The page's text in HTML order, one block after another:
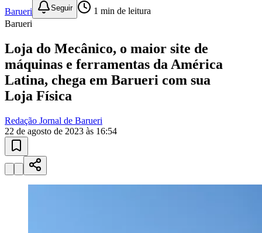
Goiás
Barueri Seguir 1 min de leitura
Barueri
Loja do Mecânico, o maior site de
máquinas e ferramentas da América
Latina, chega em Barueri com sua
Loja Física
Redação Jornal de Barueri
22 de agosto de 2023 às 16:54